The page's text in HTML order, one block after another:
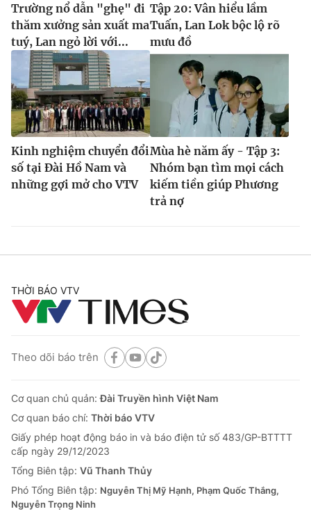
Trường nổ dẫn "ghẹ" đi
thăm xưởng sản xuất ma
tuý, Lan ngỏ lời với...
Tập 20: Vân hiểu lầm
Tuấn, Lan Lok bộc lộ rõ
mưu đồ
Kinh nghiệm chuyển đổi
số tại Đài Hồ Nam và
những gợi mở cho VTV
Mùa hè năm ấy - Tập 3:
Nhóm bạn tìm mọi cách
kiếm tiền giúp Phương
trả nợ
THỜI BÁO VTV
Theo dõi báo trên
Cơ quan chủ quản:Đài Truyền hình Việt Nam
Cơ quan báo chí: Thời báo VTV
Giấy phép hoạt động báo in và báo điện tử số 483/GP-BTTTT
cấp ngày 29/12/2023
Tổng Biên tập: Vũ Thanh Thủy
Phó Tổng Biên tập: Nguyễn Thị Mỹ Hạnh, Phạm Quốc Thắng,
Nguyễn Trọng Ninh